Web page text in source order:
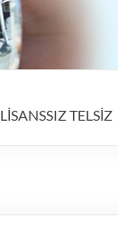
LİSANSSIZ TELSİZ